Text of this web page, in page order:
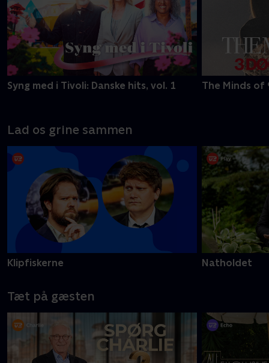
Syng med i Tivoli: Danske hits, vol. 1 The Minds of
Lad os grine sammen
Klipfiskerne Natholdet
Tæt på gæsten